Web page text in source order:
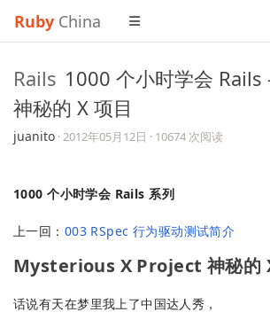
Ruby China
Rails 1000 个小时学会 Rails
神秘的 X 项目
juanito ·2012年05月12日 · 10674 次阅读
1000 个小时学会 Rails 系列
上一回： 003 RSpec 行为驱动测试简介
Mysterious X Project 神秘的
话说有天在梦里我上了中国达人秀，